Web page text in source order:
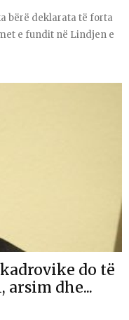
bërë deklarata të forta
e fundit në Lindjen e
do të
arsim dhe...